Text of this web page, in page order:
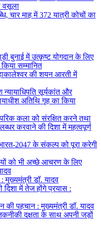
वसूला
चार माह में 372 यात्री कोचों का
बुनाई में उत्कृष्ट योगदान के लिए
सम्मानित
की शयन आरती में
न्यायाधिपति सूर्यकांत और
अतिथि गृह का किया
कला को संरक्षित करने तथा
करवाने की दिशा में महत्वपूर्ण
2047 के संकल्प को पूरा करेगी
को भी अच्छे आचरण के लिए
: मुख्यमंत्री डॉ. यादव
दिशा में तेज होंगे प्रयास :
पहचान : मुख्यमंत्री डॉ. यादव
दक्षता के साथ अपनी जड़ों